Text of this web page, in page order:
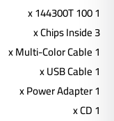
1 x 144300T 100
3 x Chips Inside
1 x Multi-Color Cable
1 x USB Cable
1 x Power Adapter
1 x CD